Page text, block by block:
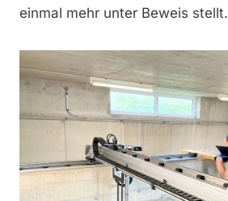
einmal mehr unter Beweis stellt.